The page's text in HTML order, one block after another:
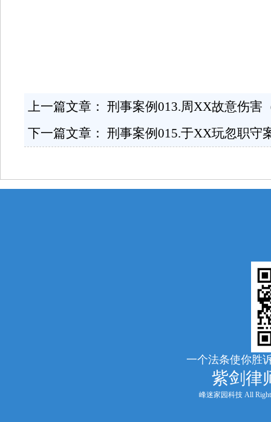
上一篇文章： 刑事案例013.周XX故意伤害
下一篇文章： 刑事案例015.于XX玩忽职守
一个法条使你胜
紫剑律
峰迷家园科技 All